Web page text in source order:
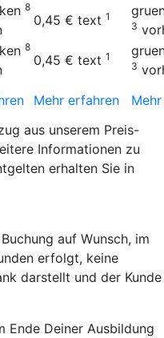
8
0,45 € text 1
3
8
0,45 € text 1
3
Mehr erfahren
aus unserem Preis-
Informationen zu
erhalten Sie in
auf Wunsch, im
erfolgt, keine
darstellt und der Kunde
Ende Deiner Ausbildung